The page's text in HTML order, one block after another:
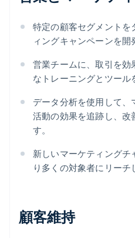
特定の顧客セグメントを
ィングキャンペーンを開
営業チームに、取引を
なトレーニングとツール
データ分析を使用して
活動の効果を追跡し、改
す。
新しいマーケティングチ
り多くの対象者にリーチ
顧客維持